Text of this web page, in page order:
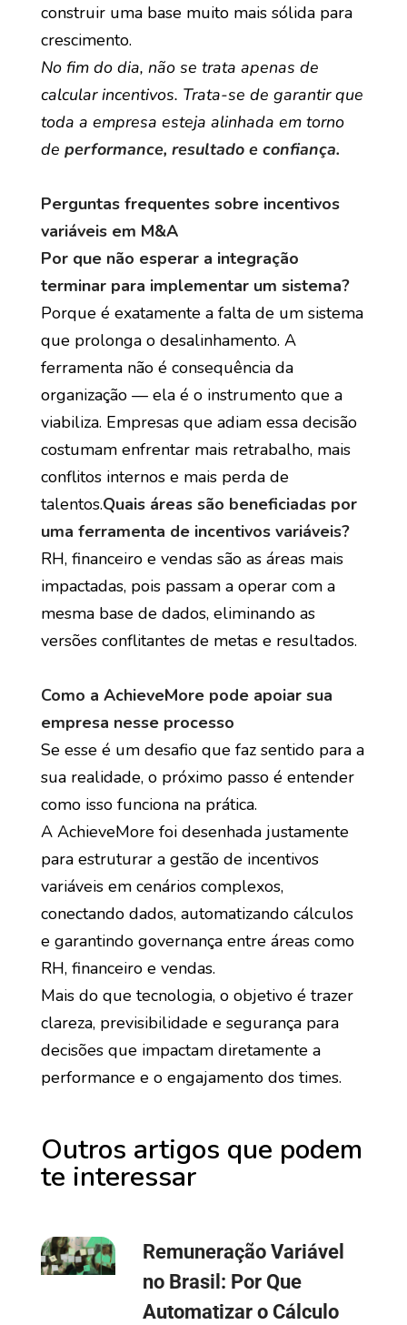
construir uma base muito mais sólida para
crescimento.
No fim do dia, não se trata apenas de
calcular incentivos. Trata-se de garantir que
toda a empresa esteja alinhada em torno
de performance, resultado e confiança.
Perguntas frequentes sobre incentivos
variáveis em M&A
Por que não esperar a integração
terminar para implementar um sistema?
Porque é exatamente a falta de um sistema
que prolonga o desalinhamento. A
ferramenta não é consequência da
organização — ela é o instrumento que a
viabiliza. Empresas que adiam essa decisão
costumam enfrentar mais retrabalho, mais
conflitos internos e mais perda de
talentos.Quais áreas são beneficiadas por
uma ferramenta de incentivos variáveis?
RH, financeiro e vendas são as áreas mais
impactadas, pois passam a operar com a
mesma base de dados, eliminando as
versões conflitantes de metas e resultados.
Como a AchieveMore pode apoiar sua
empresa nesse processo
Se esse é um desafio que faz sentido para a
sua realidade, o próximo passo é entender
como isso funciona na prática.
A AchieveMore foi desenhada justamente
para estruturar a gestão de incentivos
variáveis em cenários complexos,
conectando dados, automatizando cálculos
e garantindo governança entre áreas como
RH, financeiro e vendas.
Mais do que tecnologia, o objetivo é trazer
clareza, previsibilidade e segurança para
decisões que impactam diretamente a
performance e o engajamento dos times.
Outros artigos que podem
te interessar
Remuneração Variável
no Brasil: Por Que
Automatizar o Cálculo